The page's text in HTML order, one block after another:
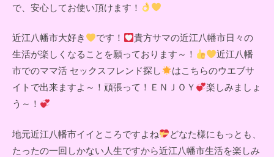
で、安心してお使い頂けます！
近江八幡市大好き です！
貴方サマの近江八幡市日々の
生活が楽しくなることを願っております～！
近江八幡
市でのママ活 セックスフレンド探し
はこちらのウエブサ
イトで出来ますよ～！頑張って！ＥＮＪＯＹ
楽しみましょ
う～！
地元近江八幡市イイところですよね
どなた様にもっとも、
たったの一回しかない人生ですから近江八幡市生活を楽しみ